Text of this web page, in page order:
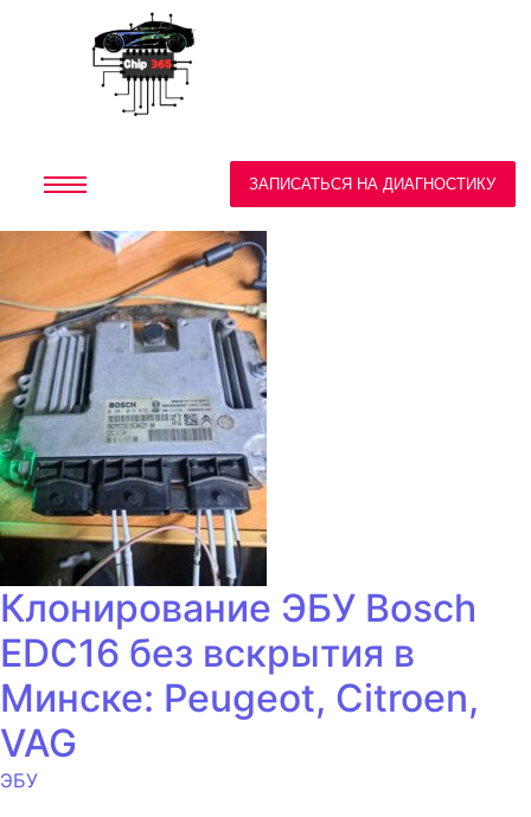
ЗАПИСАТЬСЯ НА ДИАГНОСТИКУ
Клонирование ЭБУ Bosch
EDC16 без вскрытия в
Минске: Peugeot, Citroen,
VAG
ЭБУ